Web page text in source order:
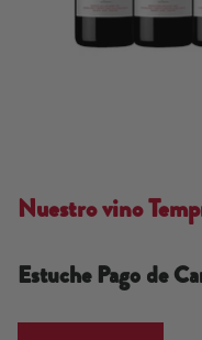
Nuestro vino
Estuche Pago de